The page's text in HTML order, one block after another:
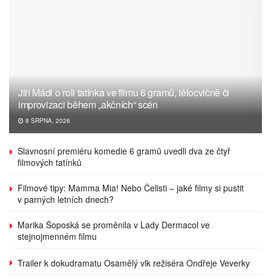
Jiří Mádl o roli tatínka ve filmu 6 gramů, tělocvičně či
improvizaci během „akčních“ scén
8 SRPNA, 2026
Slavnosní premiéru komedie 6 gramů uvedli dva ze čtyř
filmových tatínků
Filmové tipy: Mamma Mia! Nebo Čelisti – jaké filmy si pustit
v parných letních dnech?
Marika Šoposká se proměnila v Lady Dermacol ve
stejnojmenném filmu
Trailer k dokudramatu Osamělý vlk režiséra Ondřeje Veverky